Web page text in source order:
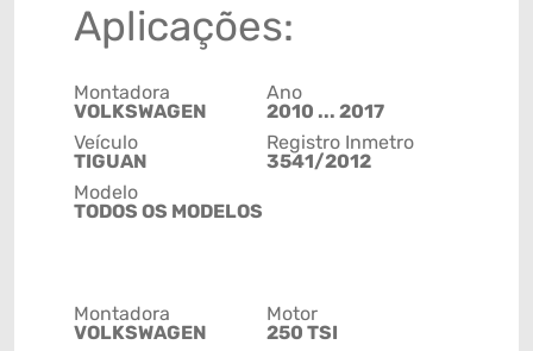
Aplicações:
Montadora
VOLKSWAGEN
Veículo
TIGUAN
Modelo
TODOS OS MODELOS
Ano
2010 ... 2017
Registro Inmetro
3541/2012
Montadora
VOLKSWAGEN
Motor
250 TSI